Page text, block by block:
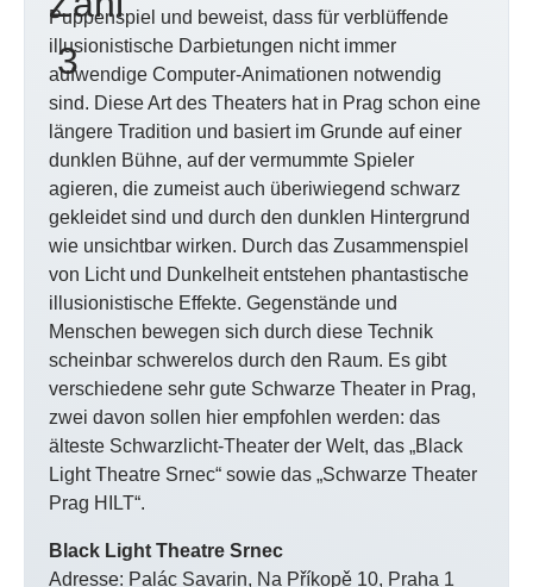
Puppenspiel und beweist, dass für verblüffende
illusionistische Darbietungen nicht immer
aufwendige Computer-Animationen notwendig
sind. Diese Art des Theaters hat in Prag schon eine
längere Tradition und basiert im Grunde auf einer
dunklen Bühne, auf der vermummte Spieler
agieren, die zumeist auch überiwiegend schwarz
gekleidet sind und durch den dunklen Hintergrund
wie unsichtbar wirken. Durch das Zusammenspiel
von Licht und Dunkelheit entstehen phantastische
illusionistische Effekte. Gegenstände und
Menschen bewegen sich durch diese Technik
scheinbar schwerelos durch den Raum. Es gibt
verschiedene sehr gute Schwarze Theater in Prag,
zwei davon sollen hier empfohlen werden: das
älteste Schwarzlicht-Theater der Welt, das „Black
Light Theatre Srnec“ sowie das „Schwarze Theater
Prag HILT“.
Black Light Theatre Srnec
Adresse: Palác Savarin, Na Příkopě 10, Praha 1